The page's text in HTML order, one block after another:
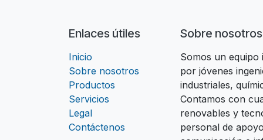
Enlaces útiles
Inicio
Sobre nosotros
Productos
Servicios
Legal
Contáctenos
Sobre nosotros
Somos un equipo
por jóvenes
industriales,
Contamos con
renovables y
personal de